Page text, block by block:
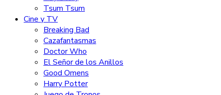
Tsum Tsum
Cine y TV
Breaking Bad
Cazafantasmas
Doctor Who
El Señor de los Anillos
Good Omens
Harry Potter